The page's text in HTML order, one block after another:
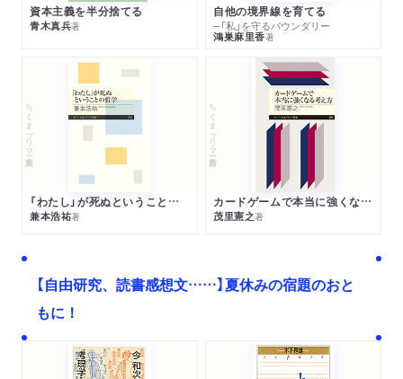
資本主義を半分捨てる
青木真兵著
自他の境界線を育てる
─「私」を守るバウンダリー
鴻巣麻里香著
ちくまプリマー新書
「わたし」が死ぬということの哲学
兼本浩祐著
ちくまプリマー新書
カードゲームで本当に強くなる考え方
茂里憲之著
【自由研究、読書感想文……】夏休みの宿題のおと
もに！